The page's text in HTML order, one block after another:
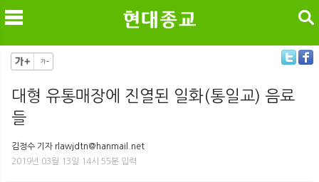
메
검색
대형 유통매장에 진열된 일화(통일교) 음료
들
김정수 기자 rlawjdtn@hanmail.net
2019년 03월 13일 14시 55분 입력